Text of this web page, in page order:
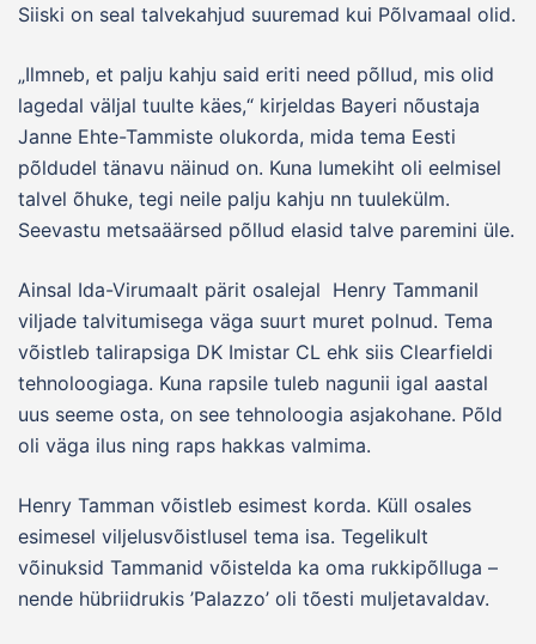
Siiski on seal talvekahjud suuremad kui Põlvamaal olid.
„Ilmneb, et palju kahju said eriti need põllud, mis olid
lagedal väljal tuulte käes,“ kirjeldas Bayeri nõustaja
Janne Ehte-Tammiste olukorda, mida tema Eesti
põldudel tänavu näinud on. Kuna lumekiht oli eelmisel
talvel õhuke, tegi neile palju kahju nn tuulekülm.
Seevastu metsaäärsed põllud elasid talve paremini üle.
Ainsal Ida-Virumaalt pärit osalejal Henry Tammanil
viljade talvitumisega väga suurt muret polnud. Tema
võistleb talirapsiga DK Imistar CL ehk siis Clearfieldi
tehnoloogiaga. Kuna rapsile tuleb nagunii igal aastal
uus seeme osta, on see tehnoloogia asjakohane. Põld
oli väga ilus ning raps hakkas valmima.
Henry Tamman võistleb esimest korda. Küll osales
esimesel viljelusvõistlusel tema isa. Tegelikult
võinuksid Tammanid võistelda ka oma rukkipõlluga –
nende hübriidrukis ’Palazzo’ oli tõesti muljetavaldav.